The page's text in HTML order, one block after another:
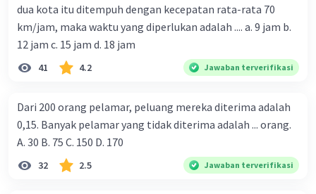
dua kota itu ditempuh dengan kecepatan rata-rata 70
km/jam, maka waktu yang diperlukan adalah .... a. 9 jam b.
12 jam c. 15 jam d. 18 jam
41 4.2 Jawaban terverifikasi
Dari 200 orang pelamar, peluang mereka diterima adalah
0,15. Banyak pelamar yang tidak diterima adalah ... orang.
A. 30 B. 75 C. 150 D. 170
32 2.5 Jawaban terverifikasi